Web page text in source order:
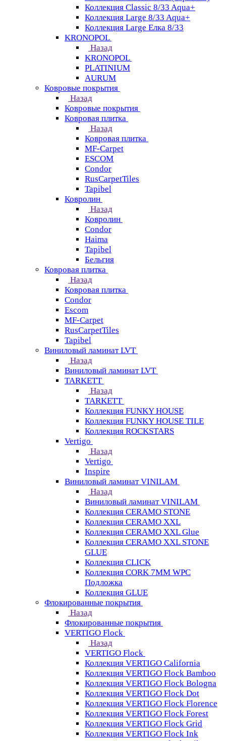
Коллекция Classic 8/33 Aqua+
Коллекция Large 8/33 Aqua+
Коллекция Large Елка 8/33
KRONOPOL
Назад
KRONOPOL
PLATINIUM
AURUM
Ковровые покрытия
Назад
Ковровые покрытия
Ковровая плитка
Назад
Ковровая плитка
MF-Carpet
ESCOM
Condor
RusCarpetTiles
Tapibel
Ковролин
Назад
Ковролин
Condor
Haima
Tapibel
Бельгия
Ковровая плитка
Назад
Ковровая плитка
Condor
Escom
MF-Carpet
RusCarpetTiles
Tapibel
Виниловый ламинат LVT
Назад
Виниловый ламинат LVT
TARKETT
Назад
TARKETT
Коллекция FUNKY HOUSE
Коллекция FUNKY HOUSE TILE
Коллекция ROCKSTARS
Vertigo
Назад
Vertigo
Inspire
Виниловый ламинат VINILAM
Назад
Виниловый ламинат VINILAM
Коллекция CERAMO STONE
Коллекция CERAMO XXL
Коллекция CERAMO XXL Glue
Коллекция CERAMO XXL STONE
GLUE
Коллекция CLICK
Коллекция CORK 7MM WPC
Подложка
Коллекция GLUE
Флокированные покрытия
Назад
Флокированные покрытия
VERTIGO Flock
Назад
VERTIGO Flock
Коллекция VERTIGO California
Коллекция VERTIGO Flock Bamboo
Коллекция VERTIGO Flock Bologna
Коллекция VERTIGO Flock Dot
Коллекция VERTIGO Flock Florence
Коллекция VERTIGO Flock Forest
Коллекция VERTIGO Flock Grid
Коллекция VERTIGO Flock Ink